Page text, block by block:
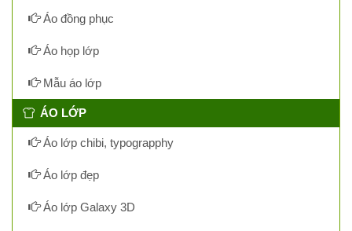
Áo đồng phục
Áo họp lớp
Mẫu áo lớp
ÁO LỚP
Áo lớp chibi, typograpphy
Áo lớp đẹp
Áo lớp Galaxy 3D